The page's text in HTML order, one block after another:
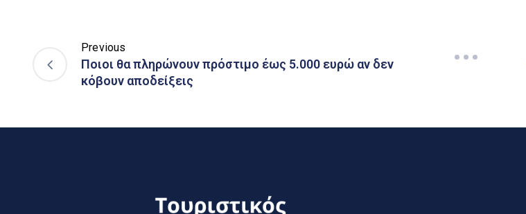
Previous
Ποιοι θα πληρώνουν πρόστιμο έως 5.000 ευρώ αν δεν
κόβουν αποδείξεις